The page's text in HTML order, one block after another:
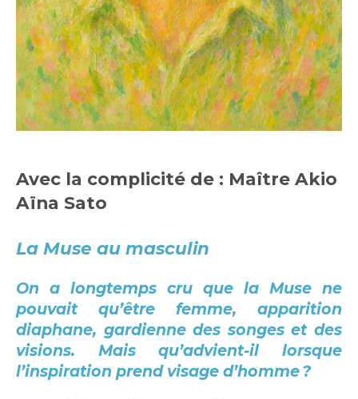
Avec la complicité de : Maître Akio
Aïna Sato
La Muse au masculin
On a longtemps cru que la Muse ne
pouvait qu’être femme, apparition
diaphane, gardienne des songes et des
visions. Mais qu’advient-il lorsque
l’inspiration prend visage d’homme ?